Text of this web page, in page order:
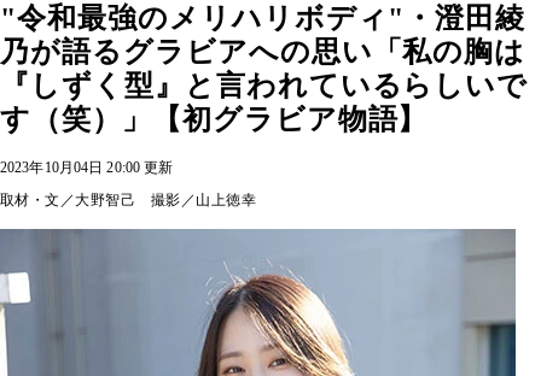
"令和最強のメリハリボディ"・澄田綾
乃が語るグラビアへの思い「私の胸は
『しずく型』と言われているらしいで
す（笑）」【初グラビア物語】
2023年10月04日 20:00 更新
取材・文／大野智己 撮影／山上徳幸